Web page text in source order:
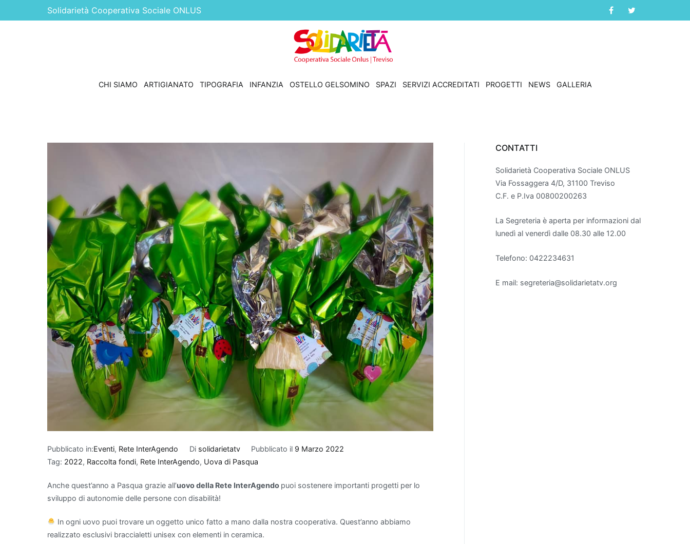
al
Solidarietà Cooperativa Sociale ONLUS
Solidarietà Treviso
Cooperativa Sociale Onlus
CHI SIAMO ARTIGIANATO TIPOGRAFIA INFANZIA OSTELLO GELSOMINO SPAZI SERVIZI ACCREDITATI PROGETTI NEWS GALLERIA
Pubblicato in:Eventi, Rete InterAgendo Di solidarietatv Pubblicato il 9 Marzo 2022
Tag: 2022, Raccolta fondi, Rete InterAgendo, Uova di Pasqua
Anche quest’anno a Pasqua grazie all’uovo della Rete InterAgendo puoi sostenere importanti progetti per lo
sviluppo di autonomie delle persone con disabilità!
In ogni uovo puoi trovare un oggetto unico fatto a mano dalla nostra cooperativa. Quest’anno abbiamo
realizzato esclusivi braccialetti unisex con elementi in ceramica.
CONTATTI
Solidarietà Cooperativa Sociale ONLUS
Via Fossaggera 4/D, 31100 Treviso
C.F. e P.Iva 00800200263
La Segreteria è aperta per informazioni dal
lunedì al venerdì dalle 08.30 alle 12.00
Telefono: 0422234631
E mail: segreteria@solidarietatv.org